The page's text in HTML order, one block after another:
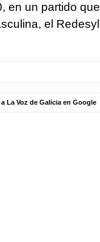
en un partido que
el Redesyl
La Voz de Galicia en Google